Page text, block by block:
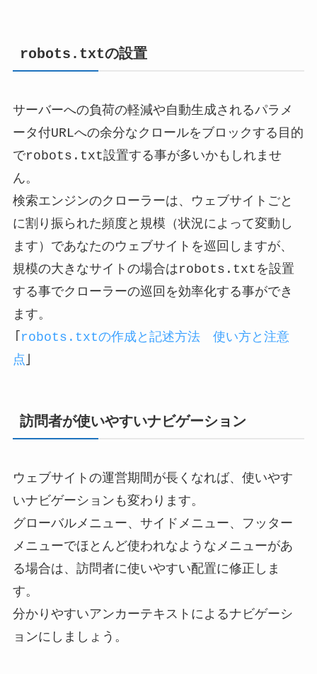
robots.txtの設置
サーバーへの負荷の軽減や自動生成されるパラメ
ータ付URLへの余分なクロールをブロックする目的
でrobots.txt設置する事が多いかもしれませ
ん。
検索エンジンのクローラーは、ウェブサイトごと
に割り振られた頻度と規模（状況によって変動し
ます）であなたのウェブサイトを巡回しますが、
規模の大きなサイトの場合はrobots.txtを設置
する事でクローラーの巡回を効率化する事ができ
ます。
robots.txtの作成と記述方法 使い方と注意
点
訪問者が使いやすいナビゲーション
ウェブサイトの運営期間が長くなれば、使いやす
いナビゲーションも変わります。
グローバルメニュー、サイドメニュー、フッター
メニューでほとんど使われなようなメニューがあ
る場合は、訪問者に使いやすい配置に修正しま
す。
分かりやすいアンカーテキストによるナビゲーシ
ョンにしましょう。